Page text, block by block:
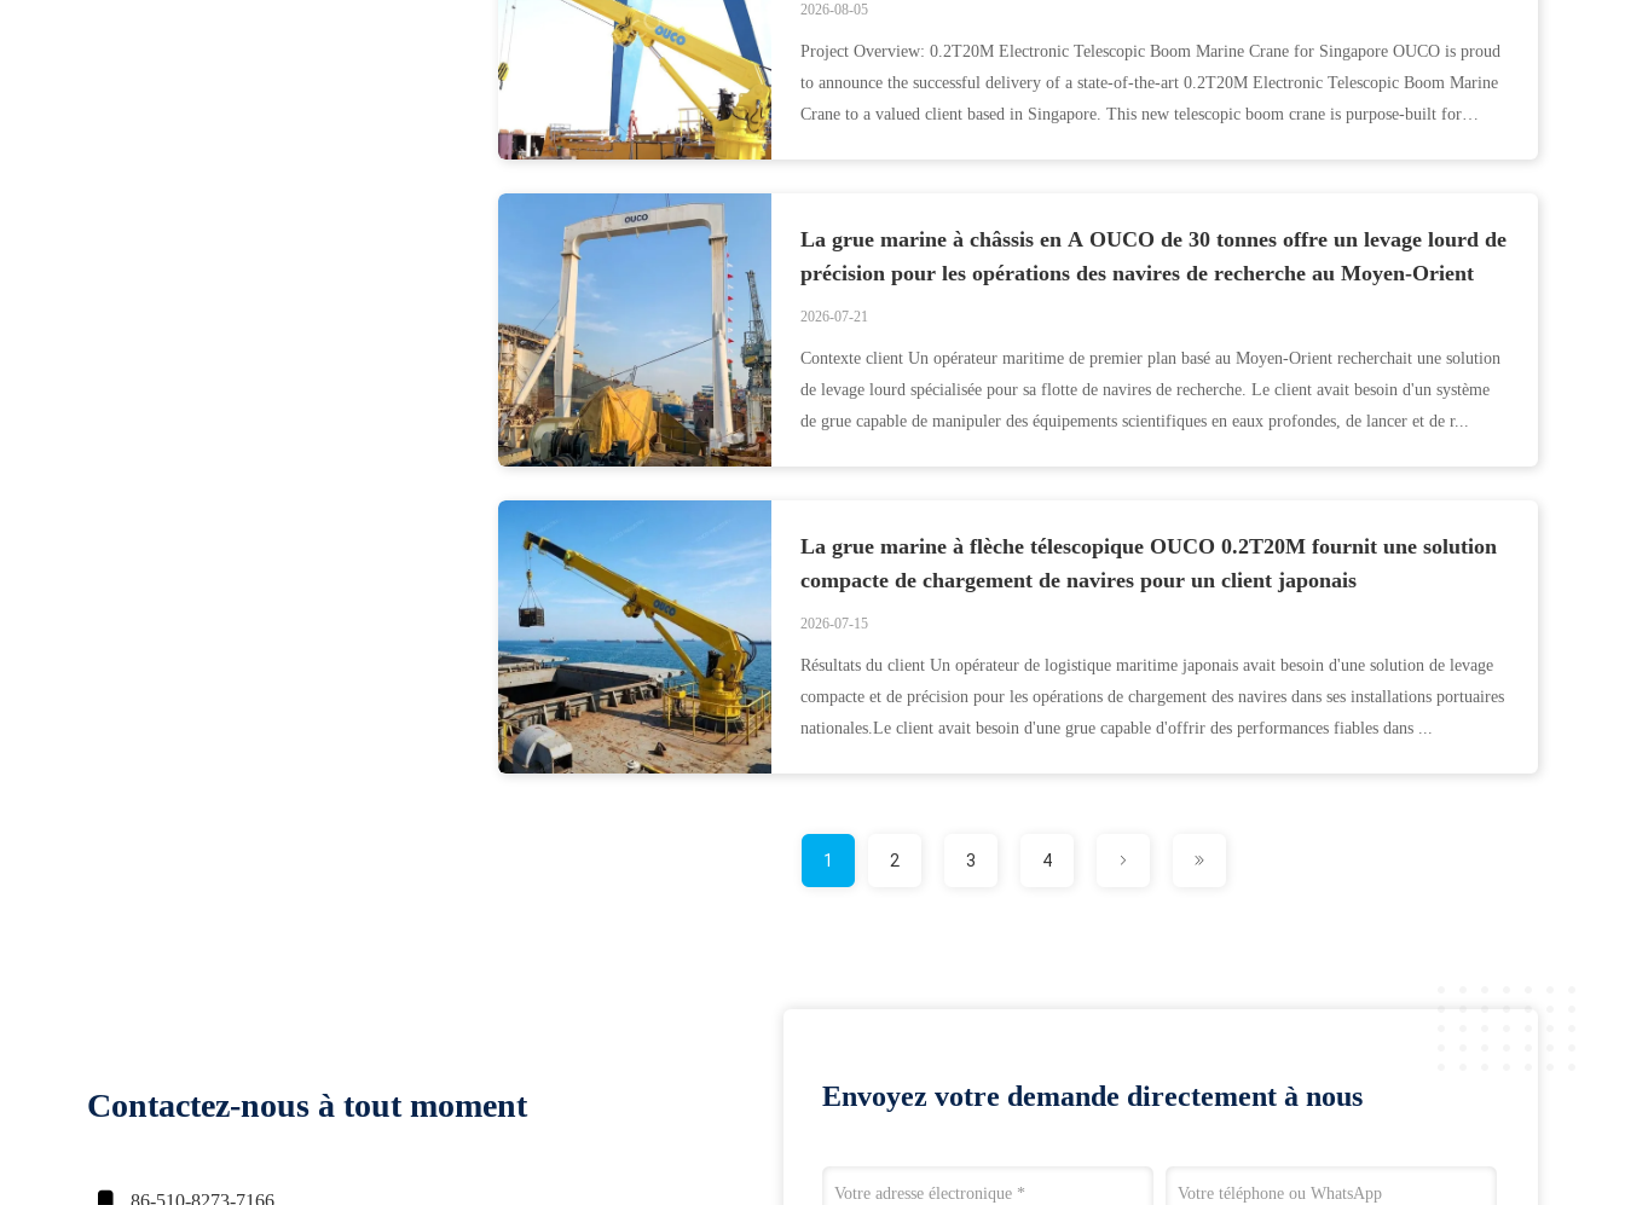
2026-08-05
Project Overview: 0.2T20M Electronic Telescopic Boom Marine Crane for Singapore OUCO is proud
to announce the successful delivery of a state-of-the-art 0.2T20M Electronic Telescopic Boom Marine
Crane to a valued client based in Singapore. This new telescopic boom crane is purpose-built for
La grue marine à châssis en A OUCO de 30 tonnes offre un levage lourd de
précision pour les opérations des navires de recherche au Moyen-Orient
2026-07-21
Contexte client Un opérateur maritime de premier plan basé au Moyen-Orient recherchait une solution
de levage lourd spécialisée pour sa flotte de navires de recherche. Le client avait besoin d'un système
de grue capable de manipuler des équipements scientifiques en eaux profondes, de lancer et de r...
La grue marine à flèche télescopique OUCO 0.2T20M fournit une solution
compacte de chargement de navires pour un client japonais
2026-07-15
Résultats du client Un opérateur de logistique maritime japonais avait besoin d'une solution de levage
compacte et de précision pour les opérations de chargement des navires dans ses installations portuaires
nationales.Le client avait besoin d'une grue capable d'offrir des performances fiables dans ...
1 2 3 4
Contactez-nous à tout moment
86-510-8273-7166
Envoyez votre demande directement à nous